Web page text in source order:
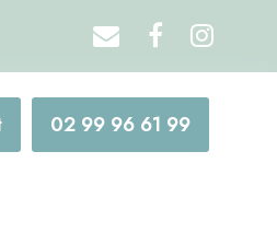
02 99 96 61 99